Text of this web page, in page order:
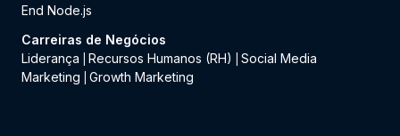
End Node.js
Carreiras de Negócios
Liderança
Recursos Humanos (RH)
Social Media
Marketing
Growth Marketing